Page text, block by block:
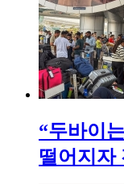
“두바이
떨어지자